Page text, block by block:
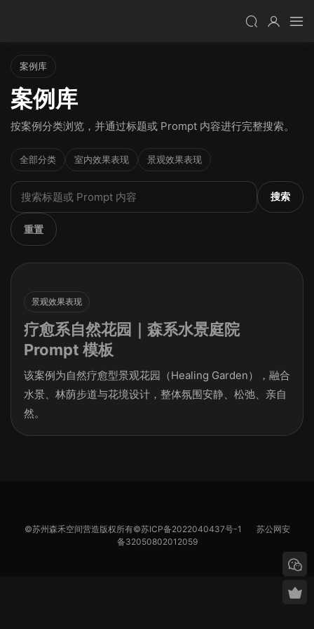
案例库
案例库
按案例分类浏览，并通过标题或 Prompt 内容进行完整搜索。
全部分类 室内效果表现 景观效果表现
搜索
重置
景观效果表现
疗愈系自然花园｜森系水景庭院
Prompt 模板
该案例为自然疗愈型景观花园（Healing Garden），融合
水景、林荫步道与花境设计，整体氛围安静、松弛、亲自
然。
©苏州森禾空间营造版权所有©苏ICP备2022040437号-1
苏公网安
备32050802012059